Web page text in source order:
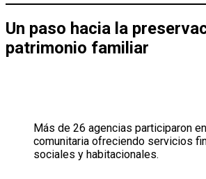
Un paso hacia la
patrimonio familiar
Más de 26 agencias participaron
comunitaria ofreciendo servicios
sociales y habitacionales.